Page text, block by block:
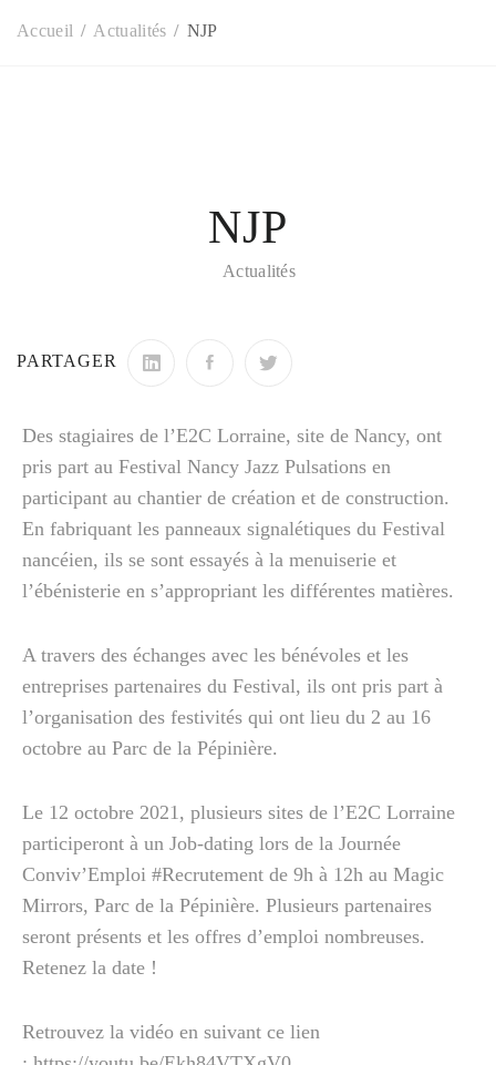
Accueil Actualités NJP
NJP
Actualités
PARTAGER
Des stagiaires de l’E2C Lorraine, site de Nancy, ont
pris part au Festival Nancy Jazz Pulsations en
participant au chantier de création et de construction.
En fabriquant les panneaux signalétiques du Festival
nancéien, ils se sont essayés à la menuiserie et
l’ébénisterie en s’appropriant les différentes matières.
A travers des échanges avec les bénévoles et les
entreprises partenaires du Festival, ils ont pris part à
l’organisation des festivités qui ont lieu du 2 au 16
octobre au Parc de la Pépinière.
Le 12 octobre 2021, plusieurs sites de l’E2C Lorraine
participeront à un Job-dating lors de la Journée
Conviv’Emploi #Recrutement de 9h à 12h au Magic
Mirrors, Parc de la Pépinière. Plusieurs partenaires
seront présents et les offres d’emploi nombreuses.
Retenez la date !
Retrouvez la vidéo en suivant ce lien